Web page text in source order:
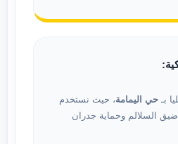
بـ حي اليمامة، حيث نستخدم
السلالم وحماية جدران